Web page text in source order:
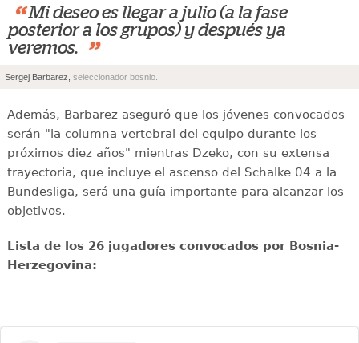
“ Mi deseo es llegar a julio (a la fase
posterior a los grupos) y después ya
veremos.
”
Sergej Barbarez, seleccionador bosnio.
Además, Barbarez aseguró que los jóvenes convocados
serán "la columna vertebral del equipo durante los
próximos diez años" mientras Dzeko, con su extensa
trayectoria, que incluye el ascenso del Schalke 04 a la
Bundesliga, será una guía importante para alcanzar los
objetivos.
Lista de los 26 jugadores convocados por Bosnia-
Herzegovina: